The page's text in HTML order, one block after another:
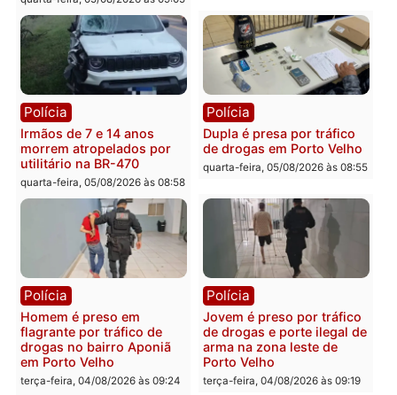
Polícia
Adolescentes são
apreendidos após furto em
farmácia na zona sul de
Porto Velho
quarta-feira, 05/08/2026 às 09:15
Polícia
Ciclista de 66 anos é
assaltado durante
pedalada na Estrada da
quarta-feira, 05/08/2026 às
Polícia
Foragido é baleado após
atirar em policial e vários
suspeitos de tráfico são
Polícia
Professor morre em
colisão frontal entre
motocicletas no interior